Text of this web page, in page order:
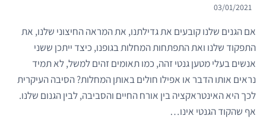
03/01/2021
אם הגנים שלנו קובעים את גדילתנו, את המראה החיצוני שלנו, את
התפקוד שלנו ואת התפתחות המחלות בגופנו, כיצד ייתכן ששני
אנשים בעלי מטען גנטי זהה, כמו תאומים זהים למשל, לא תמיד
נראים אותו הדבר או אפילו חולים באותן המחלות? הסיבה העיקרית
לכך היא האינטראקציה בין אורח החיים והסביבה, לבין הגנום שלנו.
אף שהקוד הגנטי אינו…